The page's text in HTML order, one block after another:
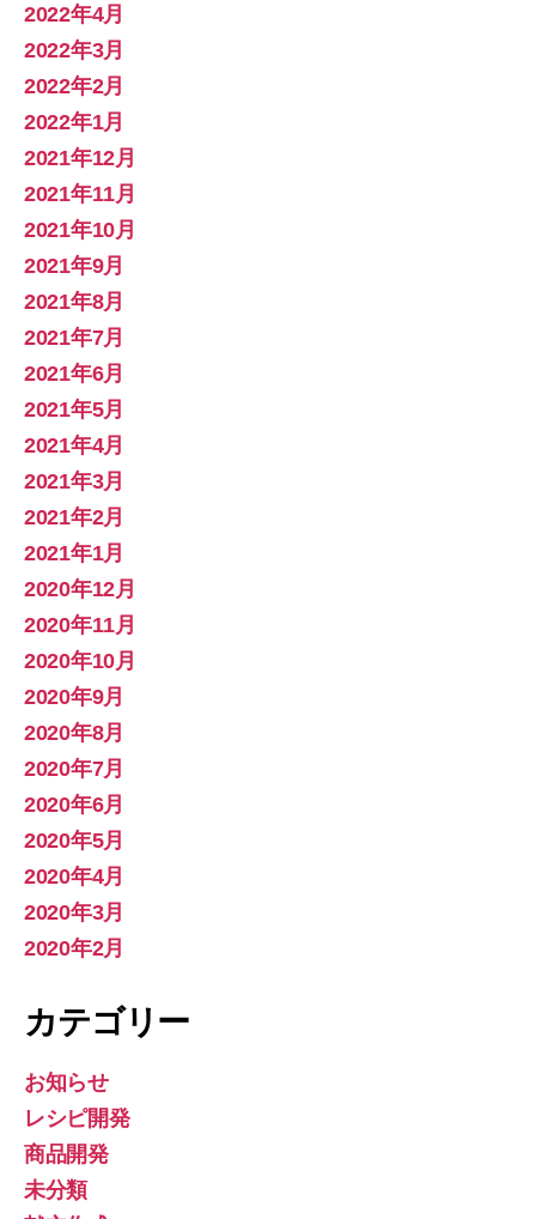
2022年4月
2022年3月
2022年2月
2022年1月
2021年12月
2021年11月
2021年10月
2021年9月
2021年8月
2021年7月
2021年6月
2021年5月
2021年4月
2021年3月
2021年2月
2021年1月
2020年12月
2020年11月
2020年10月
2020年9月
2020年8月
2020年7月
2020年6月
2020年5月
2020年4月
2020年3月
2020年2月
カテゴリー
お知らせ
レシピ開発
商品開発
未分類